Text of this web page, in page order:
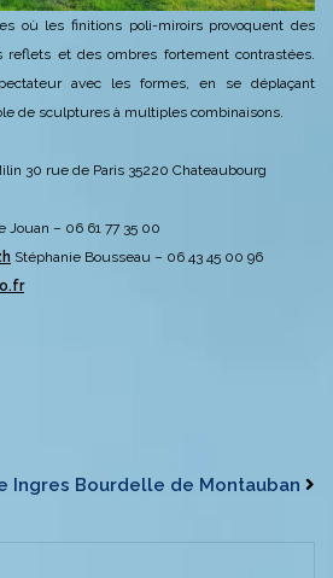
où les finitions poli-miroirs provoquent des
et des ombres fortement contrastées.
avec les formes, en se déplaçant
de sculptures à multiples combinaisons.
30 rue de Paris 35220 Chateaubourg
Jouan – 06 61 77 35 00
Stéphanie Bousseau – 06 43 45 00 96
Ingres Bourdelle de Montauban